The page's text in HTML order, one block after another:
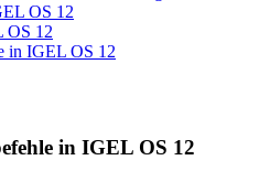
OS 12
OS 12
in IGEL OS 12
in IGEL OS 12